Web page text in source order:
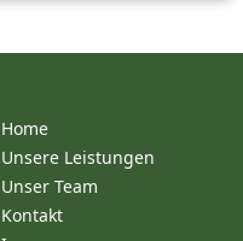
Home
Unsere Leistungen
Unser Team
Kontakt